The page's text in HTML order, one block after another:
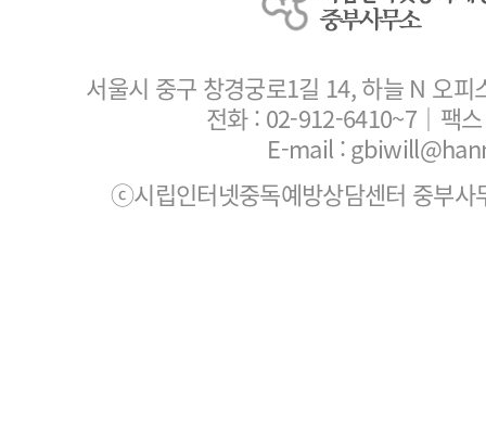
서울시 중구 창경궁로1길 14, 하늘 N 오
전화 : 02-912-6410~7 ｜팩
E-mail :
ⓒ시립인터넷중독예방상담센터 중부